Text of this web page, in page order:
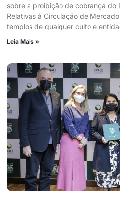
sobre a proibição de cobrança do
Relativas à Circulação de
templos de qualquer culto e
Leia Mais »